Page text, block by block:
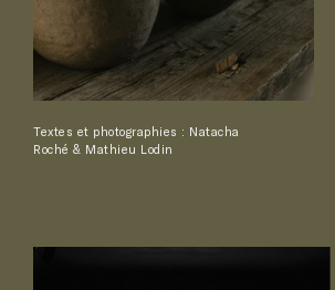
Textes et photographies : Natacha
Roché & Mathieu Lodin